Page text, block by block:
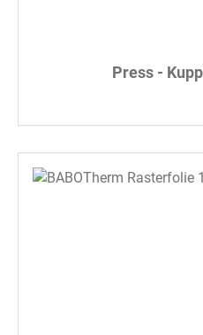
Press -